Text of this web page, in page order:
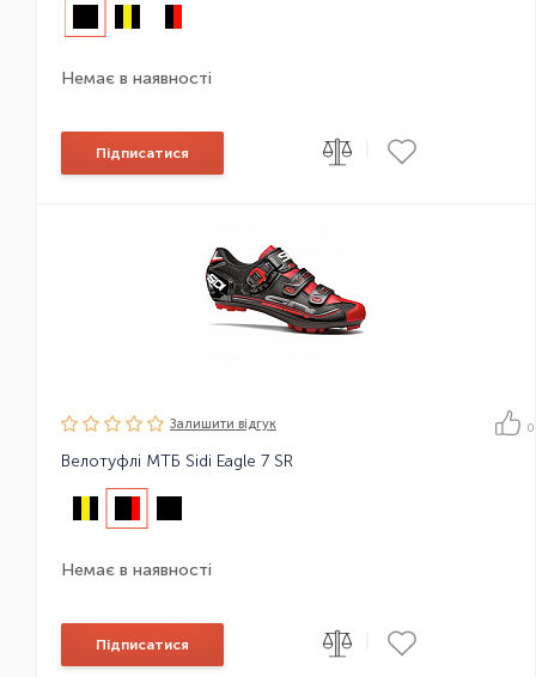
Немає в наявності
Підписатися
Залишити вiдгук 0
Велотуфлі МТБ Sidi Eagle 7 SR
Немає в наявності
Підписатися